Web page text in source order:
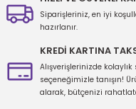
Ürün resmi kalitesiz,
Ürün bilgilerinde hatalar
Ürün fiyatı diğer
Siparişleriniz, en iyi
hazırlanır.
KREDİ KARTINA
Alışverişlerinizde
seçeneğimizle tanışın!
alarak, bütçenizi